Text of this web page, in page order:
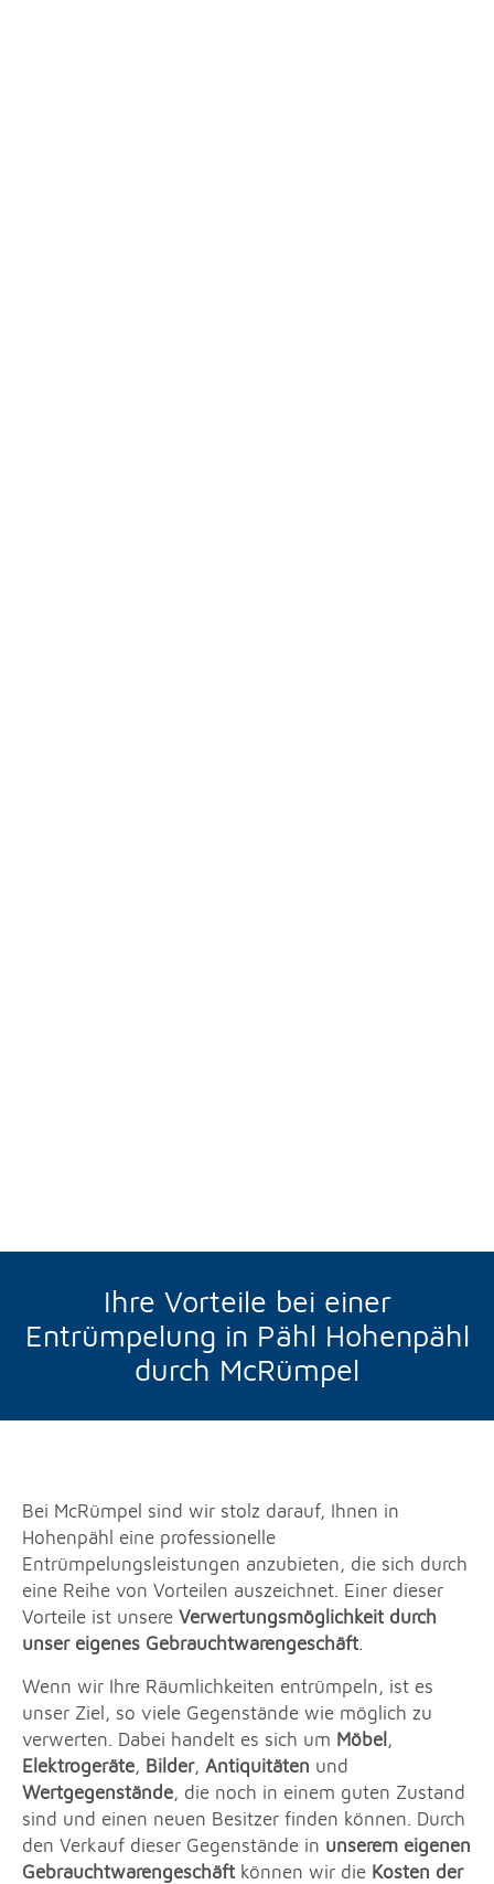
Ihre Vorteile bei einer
Entrümpelung in Pähl Hohenpähl
durch McRümpel
Bei McRümpel sind wir stolz darauf, Ihnen in
Hohenpähl eine professionelle
Entrümpelungsleistungen anzubieten, die sich durch
eine Reihe von Vorteilen auszeichnet. Einer dieser
Vorteile ist unsere Verwertungsmöglichkeit durch
unser eigenes Gebrauchtwarengeschäft.
Wenn wir Ihre Räumlichkeiten entrümpeln, ist es
unser Ziel, so viele Gegenstände wie möglich zu
verwerten. Dabei handelt es sich um Möbel,
Elektrogeräte, Bilder, Antiquitäten und
Wertgegenstände, die noch in einem guten Zustand
sind und einen neuen Besitzer finden können. Durch
den Verkauf dieser Gegenstände in unserem eigenen
Gebrauchtwarengeschäft können wir die Kosten der